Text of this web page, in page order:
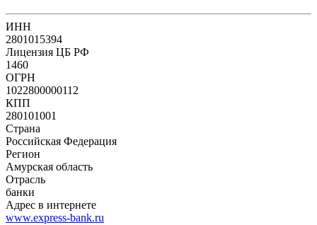
ИНН
2801015394
Лицензия ЦБ РФ
1460
ОГРН
1022800000112
КПП
280101001
Страна
Российская Федерация
Регион
Амурская область
Отрасль
банки
Адрес в интернете
www.express-bank.ru